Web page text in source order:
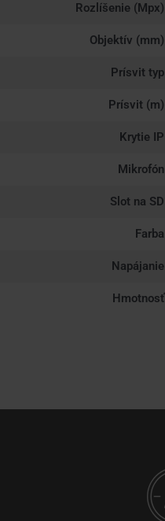
Rozlíšenie (Mpx)
Objektív (mm)
Prísvit typ
Prísvit (m)
Krytie IP
Mikrofón
Slot na SD
Farba
Napájanie
Hmotnosť